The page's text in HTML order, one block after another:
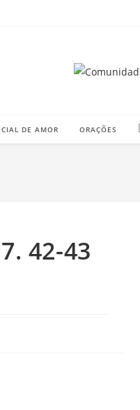
DE AMOR ORAÇÕES
42-43